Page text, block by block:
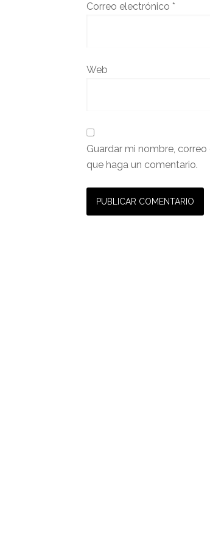
Correo electrónico *
Web
Guardar mi nombre,
que haga un comentario.